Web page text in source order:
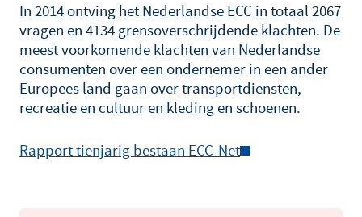
In 2014 ontving het Nederlandse ECC in totaal 2067
vragen en 4134 grensoverschrijdende klachten. De
meest voorkomende klachten van Nederlandse
consumenten over een ondernemer in een ander
Europees land gaan over transportdiensten,
recreatie en cultuur en kleding en schoenen.
Rapport tienjarig bestaan ECC-Net